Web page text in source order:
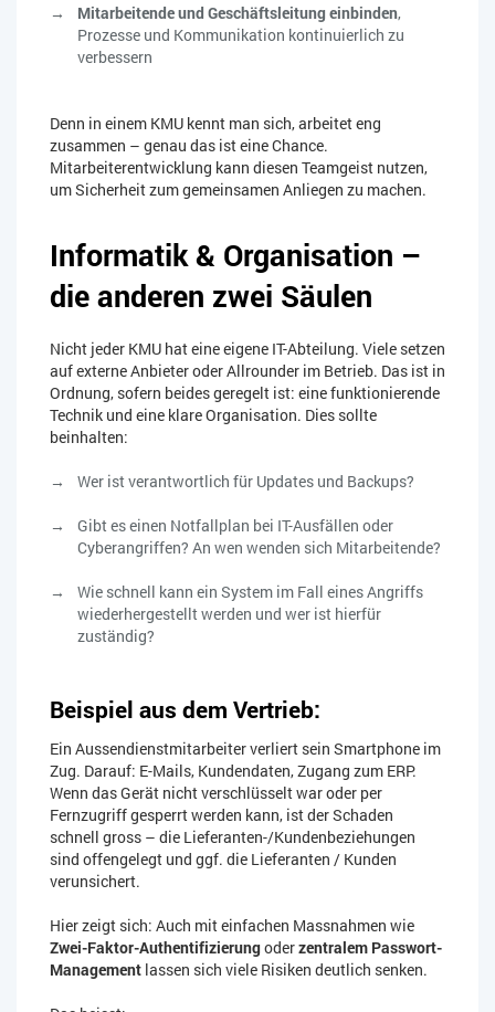
Mitarbeitende und Geschäftsleitung einbinden,
Prozesse und Kommunikation kontinuierlich zu
verbessern
Denn in einem KMU kennt man sich, arbeitet eng
zusammen – genau das ist eine Chance.
Mitarbeiterentwicklung kann diesen Teamgeist nutzen,
um Sicherheit zum gemeinsamen Anliegen zu machen.
Informatik & Organisation –
die anderen zwei Säulen
Nicht jeder KMU hat eine eigene IT-Abteilung. Viele setzen
auf externe Anbieter oder Allrounder im Betrieb. Das ist in
Ordnung, sofern beides geregelt ist: eine funktionierende
Technik und eine klare Organisation. Dies sollte
beinhalten:
Wer ist verantwortlich für Updates und Backups?
Gibt es einen Notfallplan bei IT-Ausfällen oder
Cyberangriffen? An wen wenden sich Mitarbeitende?
Wie schnell kann ein System im Fall eines Angriffs
wiederhergestellt werden und wer ist hierfür
zuständig?
Beispiel aus dem Vertrieb:
Ein Aussendienstmitarbeiter verliert sein Smartphone im
Zug. Darauf: E-Mails, Kundendaten, Zugang zum ERP.
Wenn das Gerät nicht verschlüsselt war oder per
Fernzugriff gesperrt werden kann, ist der Schaden
schnell gross – die Lieferanten-/Kundenbeziehungen
sind offengelegt und ggf. die Lieferanten / Kunden
verunsichert.
Hier zeigt sich: Auch mit einfachen Massnahmen wie
Zwei-Faktor-Authentifizierungoderzentralem Passwort-
Management lassen sich viele Risiken deutlich senken.